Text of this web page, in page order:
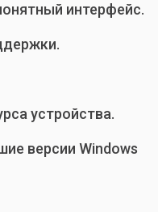
интерфейс.
устройства.
версии Windows